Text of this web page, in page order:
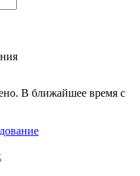
В ближайшее время с